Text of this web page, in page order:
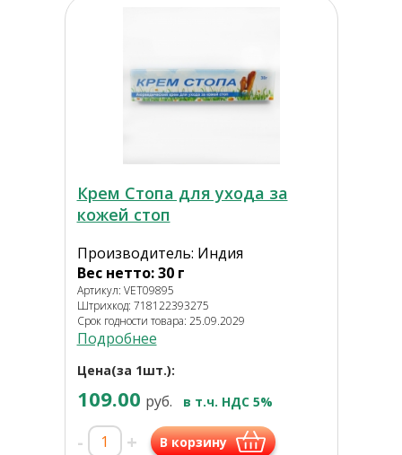
Крем Стопа для ухода за
кожей стоп
Производитель: Индия
Вес нетто: 30 г
Артикул: VET09895
Штрихкод: 718122393275
Срок годности товара: 25.09.2029
Подробнее
Цена(за 1шт.):
109.00 руб. в т.ч. НДС 5%
- + В корзину